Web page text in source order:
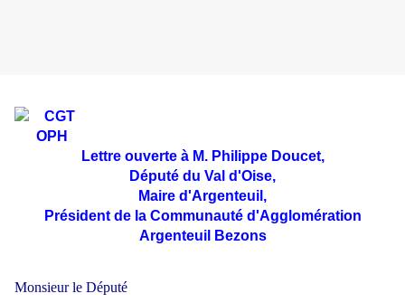
Lettre ouverte à M. Philippe Doucet,
Député du Val d'Oise,
Maire d'Argenteuil,
Président de la Communauté d'Agglomération
Argenteuil Bezons
Monsieur le Député